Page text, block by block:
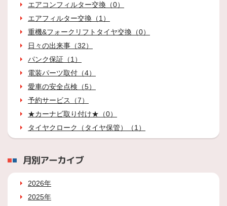
エアコンフィルター交換（0）
エアフィルター交換（1）
重機&フォークリフトタイヤ交換（0）
日々の出来事（32）
パンク保証（1）
電装パーツ取付（4）
愛車の安全点検（5）
予約サービス（7）
★カーナビ取り付け★（0）
タイヤクローク（タイヤ保管）（1）
月別アーカイブ
2026年
2025年